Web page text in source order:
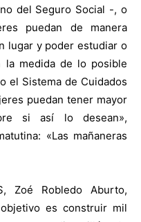
del Seguro Social -, o
puedan de manera
lugar y poder estudiar o
la medida de lo posible
el Sistema de Cuidados
puedan tener mayor
si así lo desean»,
«Las mañaneras
Zoé Robledo Aburto,
es construir mil